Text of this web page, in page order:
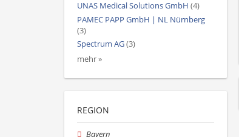
UNAS Medical Solutions GmbH (4)
PAMEC PAPP GmbH | NL Nürnberg
(3)
Spectrum AG(3)
mehr »
REGION
Bayern